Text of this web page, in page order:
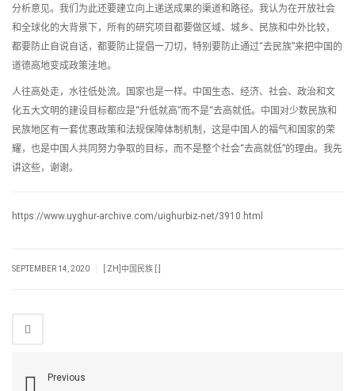
分析意见。我们为此还要建立向上递送成果的渠道和路径。我认为在开放社会
和全球化的大背景下，所有的研究项目都要做区域、城乡、民族和中外比较，
都要防止自说自话，都要防止提倡一刀切，特别要防止通过“去民族”来把中国的
道德高地变成政策洼地。
人往高处走，水往低处流。国家也是一样。中国生态、经济、社会、政治和文
化五大文明的建设目标都应是“升低就高”而不是“去高就低。中国对少数民族和
民族地区有一套优惠政策和法规保障体制机制，这是中国人的福气和国家的荣
耀，也是中国人共同努力争取的目标，而不是整个社会“去高就低”的理由。我先
讲这些，谢谢。
https://www.uyghur-archive.com/uighurbiz-net/3910.html
SEPTEMBER 14, 2020 [:ZH]中国民族 [:]
Previous